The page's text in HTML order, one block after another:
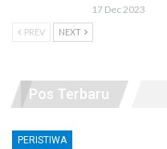
17 Dec 2023
PREV NEXT
Pos Terbaru
PERISTIWA